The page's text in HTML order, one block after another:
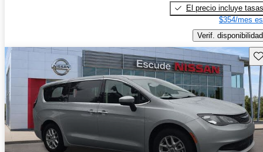
El precio incluye tasas
$354/mes
Verif. disponibilidad